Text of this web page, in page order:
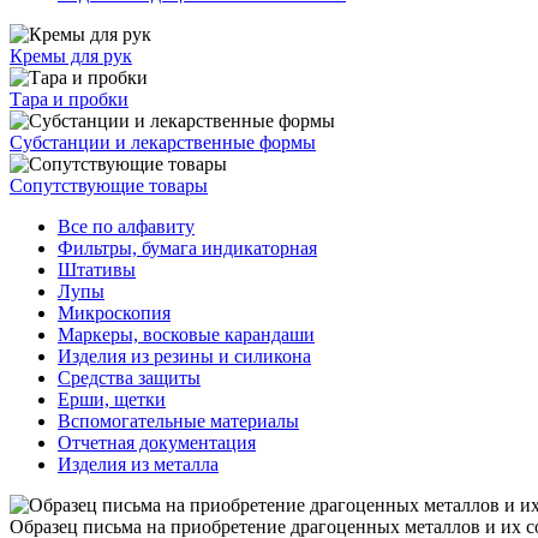
Кремы для рук
Тара и пробки
Субстанции и лекарственные формы
Сопутствующие товары
Все по алфавиту
Фильтры, бумага индикаторная
Штативы
Лупы
Микроскопия
Маркеры, восковые карандаши
Изделия из резины и силикона
Средства защиты
Ерши, щетки
Вспомогательные материалы
Отчетная документация
Изделия из металла
Образец письма на приобретение драгоценных металлов и их